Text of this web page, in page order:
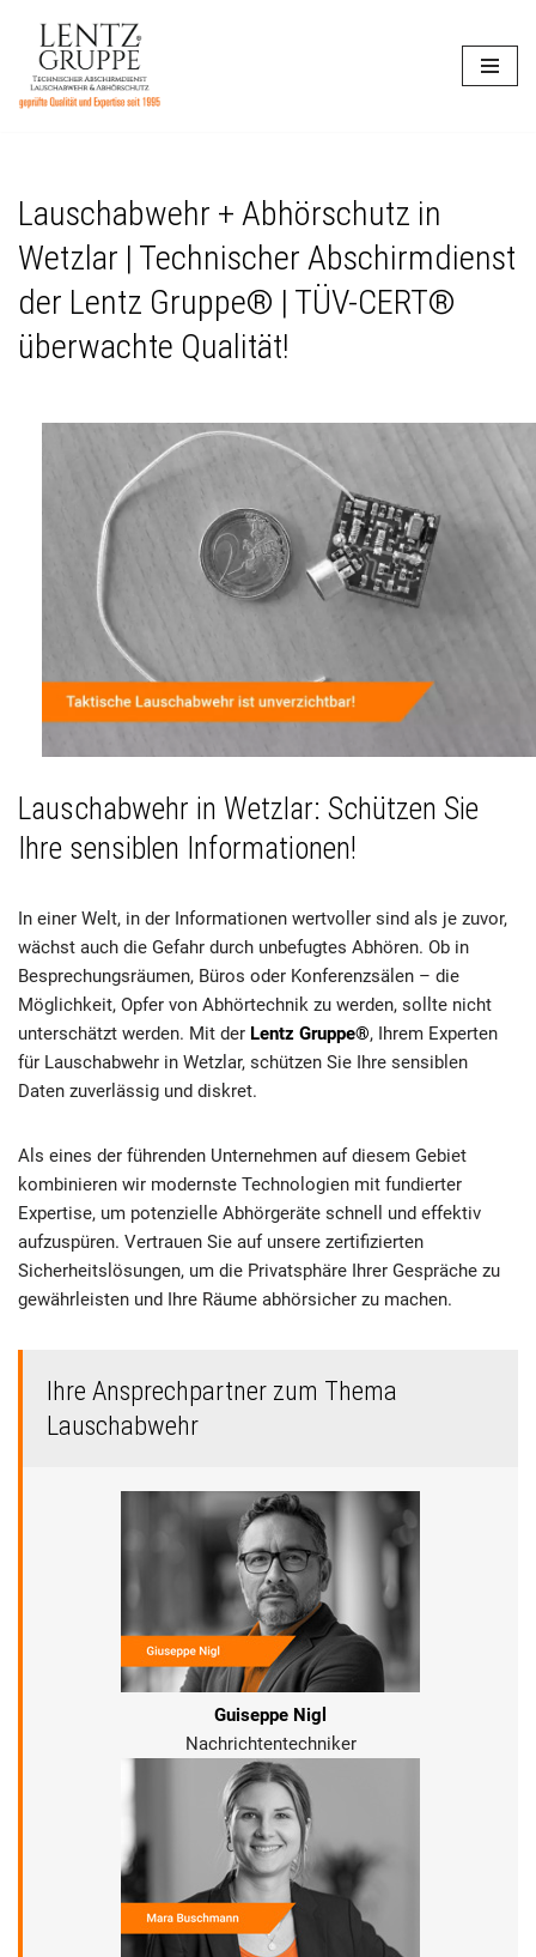
Zum
Inhalt
Lauschabwehr + Abhörschutz in
Wetzlar | Technischer Abschirmdienst
der Lentz Gruppe® | TÜV-CERT®
überwachte Qualität!
Lauschabwehr in Wetzlar: Schützen Sie
Ihre sensiblen Informationen!
In einer Welt, in der Informationen wertvoller sind als je zuvor,
wächst auch die Gefahr durch unbefugtes Abhören. Ob in
Besprechungsräumen, Büros oder Konferenzsälen – die
Möglichkeit, Opfer von Abhörtechnik zu werden, sollte nicht
unterschätzt werden. Mit der Lentz Gruppe®, Ihrem Experten
für Lauschabwehr in Wetzlar, schützen Sie Ihre sensiblen
Daten zuverlässig und diskret.
Als eines der führenden Unternehmen auf diesem Gebiet
kombinieren wir modernste Technologien mit fundierter
Expertise, um potenzielle Abhörgeräte schnell und effektiv
aufzuspüren. Vertrauen Sie auf unsere zertifizierten
Sicherheitslösungen, um die Privatsphäre Ihrer Gespräche zu
gewährleisten und Ihre Räume abhörsicher zu machen.
Ihre Ansprechpartner zum Thema
Lauschabwehr
Guiseppe Nigl
Nachrichtentechniker